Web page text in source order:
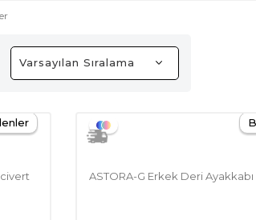
ASTORA-G Erkek Deri